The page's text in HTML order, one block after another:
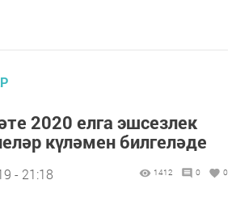
2020 елга эшсезлек
күләмен билгеләде
- 21:18 1412 0 0